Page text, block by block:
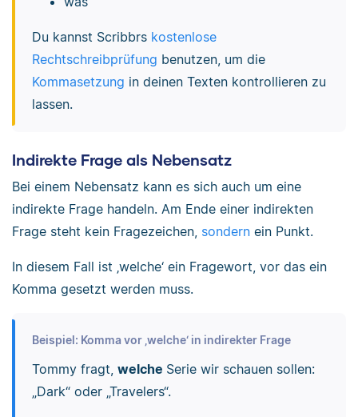
Du kannst Scribbrs kostenlose
Rechtschreibprüfung benutzen, um die
Kommasetzung in deinen Texten kontrollieren zu
lassen.
Indirekte Frage als Nebensatz
Bei einem Nebensatz kann es sich auch um eine
indirekte Frage handeln. Am Ende einer indirekten
Frage steht kein Fragezeichen, sondern ein Punkt.
In diesem Fall ist ‚welche‘ ein Fragewort, vor das ein
Komma gesetzt werden muss.
Beispiel: Komma vor ‚welche‘ in indirekter Frage
Tommy fragt, welche Serie wir schauen sollen:
„Dark“ oder „Travelers“.